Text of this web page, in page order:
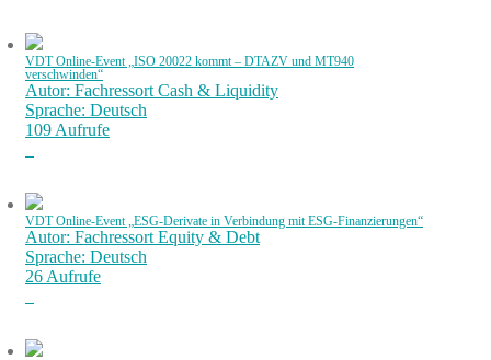
VDT Online-Event „ISO 20022 kommt – DTAZV und MT940
verschwinden“
Autor: Fachressort Cash & Liquidity
Sprache: Deutsch
109 Aufrufe
VDT Online-Event „ESG-Derivate in Verbindung mit ESG-Finanzierungen“
Autor: Fachressort Equity & Debt
Sprache: Deutsch
26 Aufrufe